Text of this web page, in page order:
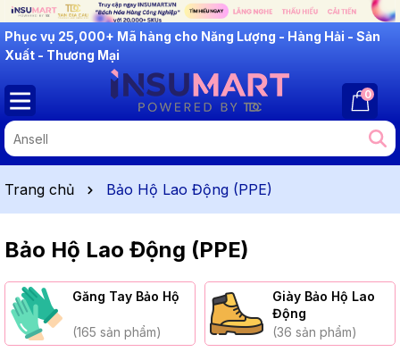
INSUMART: Lắng Nghe - Thấu Hiểu - Cải Tiến
Phục vụ 25,000+ Mã hàng cho Năng Lượng - Hàng Hải - Sản
Xuất - Thương Mại
0
Trang chủ Bảo Hộ Lao Động (PPE)
Bảo Hộ Lao Động (PPE)
Găng Tay Bảo Hộ
(165 sản phẩm)
Giày Bảo Hộ Lao
Động
(36 sản phẩm)